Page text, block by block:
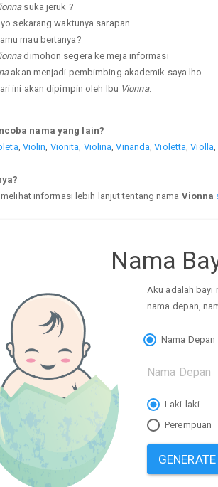
suka jeruk ?
sekarang waktunya sarapan
mau bertanya?
dimohon segera ke meja informasi
akan menjadi pembimbing akademik saya lho..
ini akan dipimpin oleh Ibu Vionna.
nama yang lain?
Violin Vionita Violina ,Vinanda ,Violetta ,Violla
informasi lebih lanjut tentang nama Vionna
Nama
Aku adalah bayi
nama depan,
Nama Depan
Laki-laki
Perempuan
GENERATE